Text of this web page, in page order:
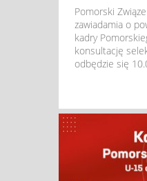
Pomorski
zawiadamia o
kadry
konsultację
odbędzie się